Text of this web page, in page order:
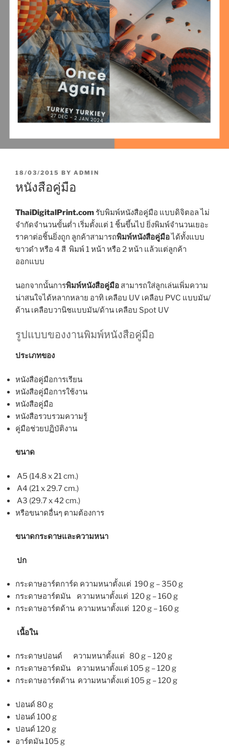
P
S
E
O
N
18/03/2015 BY ADMIN
หนังสือคู่มือ
ThaiDigitalPrint.com รับพิมพ์หนังสือคู่มือ แบบดิจิตอล ไม่
จำกัดจำนวนขั้นต่ำ เริ่มตั้งแต่ 1 ชิ้นขึ้นไป ยิ่งพิมพ์จำนวนเยอะ
ราคาต่อชิ้นยิ่งถูก ลูกค้าสามารถพิมพ์หนังสือคู่มือได้ทั้งแบบ
ขาวดำ หรือ 4 สี พิมพ์ 1 หน้า หรือ 2 หน้า แล้วแต่ลูกค้า
ออกแบบ
นอกจากนั้นการพิมพ์หนังสือคู่มือ สามารถใส่ลูกเล่นเพิ่มความ
น่าสนใจได้หลากหลาย อาทิ เคลือบ UV เคลือบ PVC แบบมัน/
ด้าน เคลือบวานิชแบบมัน/ด้าน เคลือบ Spot UV
รูปแบบของงานพิมพ์หนังสือคู่มือ
ประเภทของ
หนังสือคู่มือการเรียน
หนังสือคู่มือการใช้งาน
หนังสือคู่มือ
หนังสือรวบรวมความรู้
คู่มือช่วยปฏิบัติงาน
ขนาด
A5 (14.8 x 21 cm.)
A4 (21 x 29.7 cm.)
A3 (29.7 x 42 cm.)
หรือขนาดอื่นๆ ตามต้องการ
ขนาดกระดาษและความหนา
ปก
กระดาษอาร์ตการ์ด ความหนาตั้งแต่ 190 g – 350 g
กระดาษอาร์ตมัน ความหนาตั้งแต่ 120 g – 160 g
กระดาษอาร์ตด้าน ความหนาตั้งแต่ 120 g – 160 g
เนื้อใน
กระดาษปอนด์ ความหนาตั้งแต่ 80 g – 120 g
กระดาษอาร์ตมัน ความหนาตั้งแต่ 105 g – 120 g
กระดาษอาร์ตด้าน ความหนาตั้งแต่ 105 g – 120 g
ปอนด์ 80 g
ปอนด์ 100 g
ปอนด์ 120 g
อาร์ตมัน 105 g